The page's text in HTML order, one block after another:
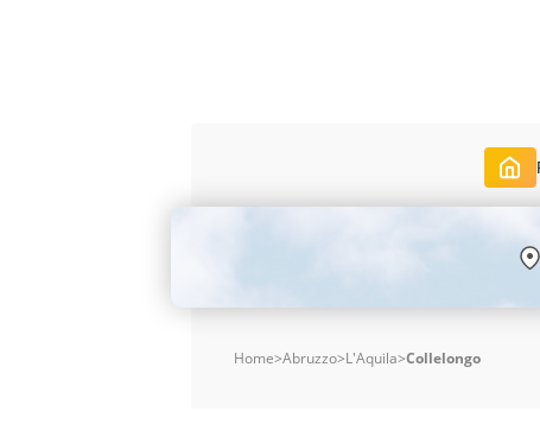
Home>Abruzzo>L'Aquila>Collelongo